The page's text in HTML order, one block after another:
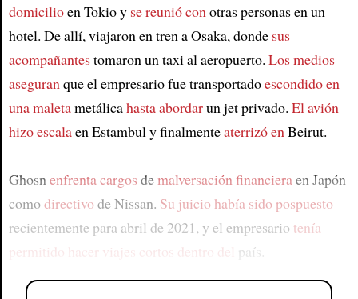
Article
domicilioen Tokio y se reunió con otras personas en un
hotel. De allí, viajaron en tren a Osaka, donde sus
acompañantestomaron un taxi al aeropuerto. Los medios
aseguran que el empresario fue transportadoescondido en
una maletametálicahasta abordarun jet privado. El avión
hizo escalaen Estambul y finalmenteaterrizó en Beirut.
Ghosn enfrenta cargos demalversación financiera en Japón
comodirectivode Nissan. Su juicio había sido pospuesto
recientemente para abril de 2021, y el empresario tenía
permitido hacer
viajes cortos dentro del país.